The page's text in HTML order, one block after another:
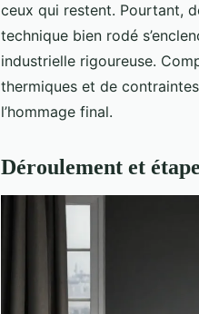
ceux qui restent. Pourtant,
technique bien rodé
industrielle rigoureuse.
thermiques et de
l’hommage final.
Déroulement et